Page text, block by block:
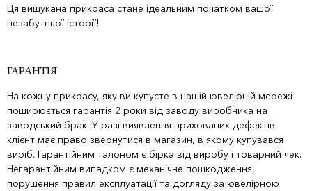
Ця вишукана прикраса стане ідеальним початком вашої
незабутньої історії!
ГАРАНТІЯ
На кожну прикрасу, яку ви купуєте в нашій ювелірній мережі
поширюється гарантія 2 роки від заводу виробника на
заводський брак. У разі виявлення прихованих дефектів
клієнт має право звернутися в магазин, в якому купувався
виріб. Гарантійним талоном є бірка від виробу і товарний чек.
Негарантійним випадком є механічне пошкодження,
порушення правил експлуатації та догляду за ювелірною